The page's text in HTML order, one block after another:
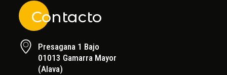
Contacto
Presagana 1 Bajo
01013 Gamarra Mayor
(Alava)